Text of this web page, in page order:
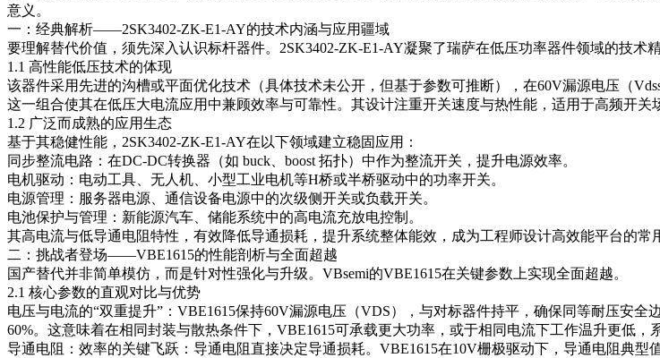
意义。
一：经典解析——2SK3402-ZK-E1-AY的技术内涵与应用疆域
要理解替代价值，须先深入认识标杆器件。2SK3402-ZK-E1-AY凝聚了瑞萨在低压功率器件领域的技术精
1.1 高性能低压技术的体现
该器件采用先进的沟槽或平面优化技术（具体技术未公开，但基于参数可推断），在60V漏源电压（
这一组合使其在低压大电流应用中兼顾效率与可靠性。其设计注重开关速度与热性能，适用于高频开
1.2 广泛而成熟的应用生态
基于其稳健性能，2SK3402-ZK-E1-AY在以下领域建立稳固应用：
同步整流电路：在DC-DC转换器（如 buck、boost 拓扑）中作为整流开关，提升电源效率。
电机驱动：电动工具、无人机、小型工业电机等H桥或半桥驱动中的功率开关。
电源管理：服务器电源、通信设备电源中的次级侧开关或负载开关。
电池保护与管理：新能源汽车、储能系统中的高电流充放电控制。
其高电流与低导通电阻特性，有效降低导通损耗，提升系统整体能效，成为工程师设计高效能平台的常
二：挑战者登场——VBE1615的性能剖析与全面超越
国产替代并非简单模仿，而是针对性强化与升级。VBsemi的VBE1615在关键参数上实现全面超越。
2.1 核心参数的直观对比与优势
电压与电流的“双重提升”：VBE1615保持60V漏源电压（VDS），与对标器件持平，确保同等耐压安
60%。这意味着在相同封装与散热条件下，VBE1615可承载更大功率，或于相同电流下工作温升更低，
导通电阻：效率的关键飞跃：导通电阻直接决定导通损耗。VBE1615在10V栅极驱动下，导通电阻典